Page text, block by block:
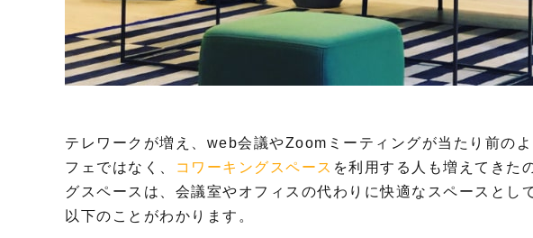
テレワークが増え、web会議やZoomミーティングが当たり前の
フェではなく、
コワーキングスペース を利用する人も増えてきた
グスペースは、会議室やオフィスの代わりに快適なスペースとし
以下のことがわかります。